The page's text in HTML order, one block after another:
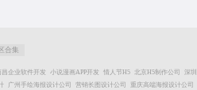
合集
昌企业软件开发 小说漫画APP开发 情人节H5 北京H5制作公司
深
广州手绘海报设计公司 营销长图设计公司 重庆高端海报设计公司